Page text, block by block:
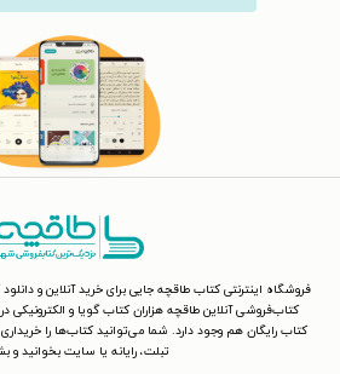
فروشگاه اینترنتی کتاب طاقچه جایی برای خرید آنلاین و
کتاب‌فروشی آنلاین طاقچه هزاران کتاب گویا و
کتاب رایگان هم وجود دارد. شما می‌توانید کتاب‌ها را خریداری
تبلت، رایانه یا سایت بخوانید و